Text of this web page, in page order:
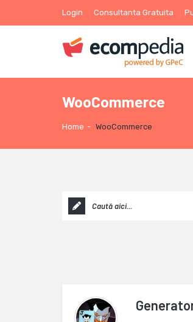
Login Consultanta Gratuita
WooCommerce
Home - WooCommerce